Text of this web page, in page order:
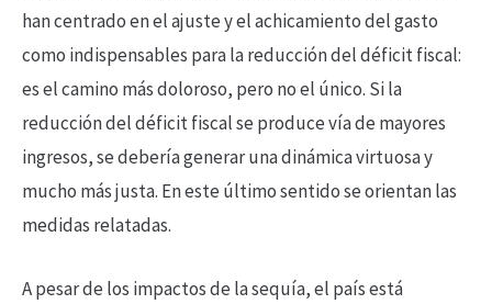
han centrado en el ajuste y el achicamiento del gasto
como indispensables para la reducción del déficit fiscal:
es el camino más doloroso, pero no el único. Si la
reducción del déficit fiscal se produce vía de mayores
ingresos, se debería generar una dinámica virtuosa y
mucho más justa. En este último sentido se orientan las
medidas relatadas.
A pesar de los impactos de la sequía, el país está